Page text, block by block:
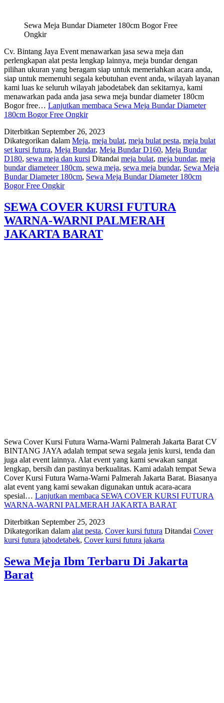
Sewa Meja Bundar Diameter 180cm Bogor Free
Ongkir
Cv. Bintang Jaya Event menawarkan jasa sewa meja dan
perlengkapan alat pesta lengkap lainnya, meja bundar dengan
pilihan ukuran yang beragam siap untuk memeriahkan acara anda,
siap untuk memenuhi segala kebutuhan event anda, wilayah layanan
kami luas ke seluruh wilayah jabodetabek dan sekitarnya, kami
menawarkan pada anda jasa sewa meja bundar diameter 180cm
Bogor free… Lanjutkan membaca Sewa Meja Bundar Diameter
180cm Bogor Free Ongkir
Diterbitkan September 26, 2023
Dikategorikan dalam Meja, meja bulat, meja bulat pesta, meja bulat
set kursi futura, Meja Bundar, Meja Bundar D160, Meja Bundar
D180, sewa meja dan kursi Ditandai meja bulat, meja bundar, meja
bundar diameteer 180cm, sewa meja, sewa meja bundar, Sewa Meja
Bundar Diameter 180cm, Sewa Meja Bundar Diameter 180cm
Bogor Free Ongkir
SEWA COVER KURSI FUTURA
WARNA-WARNI PALMERAH
JAKARTA BARAT
Sewa Cover Kursi Futura Warna-Warni Palmerah Jakarta Barat CV
BINTANG JAYA adalah tempat sewa segala jenis kursi, tenda dan
juga alat event lainnya. Alat event yang kami sewakan sangat
lengkap, bersih dan pastinya berkualitas. Kami adalah tempat Sewa
Cover Kursi Futura Warna-Warni Palmerah Jakarta Barat. Biasanya
alat event yang kami sewakan digunakan untuk acara-acara
spesial… Lanjutkan membaca SEWA COVER KURSI FUTURA
WARNA-WARNI PALMERAH JAKARTA BARAT
Diterbitkan September 25, 2023
Dikategorikan dalam alat pesta, Cover kursi futura Ditandai Cover
kursi futura jabodetabek, Cover kursi futura jakarta
Sewa Meja Ibm Terbaru Di Jakarta
Barat